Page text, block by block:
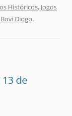
Históricos, Jogos
Diogo.
de